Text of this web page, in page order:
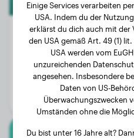
Gewicht:
Alter:
Geschlecht:
Einige Services verarbeiten
USA. Indem du der
erklärst du dich auch mit der
den USA gemäß Art. 49 (1)
USA werden vom
unzureichenden
angesehen. Insbesondere
Daten von US-
Überwachungszwecken
Umständen ohne die
Du bist unter 16 Jahre alt?